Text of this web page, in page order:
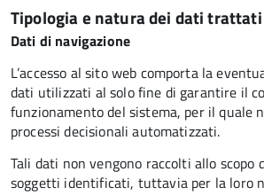
Tipologia e natura dei dati trattati
Dati di navigazione
L’accesso al sito web comporta la
dati utilizzati al solo fine di garantire il
funzionamento del sistema, per il quale
processi decisionali automatizzati.
Tali dati non vengono raccolti allo scopo
soggetti identificati, tuttavia per la loro